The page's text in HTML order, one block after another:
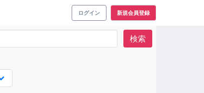
ログイン 新規会員登録
検索